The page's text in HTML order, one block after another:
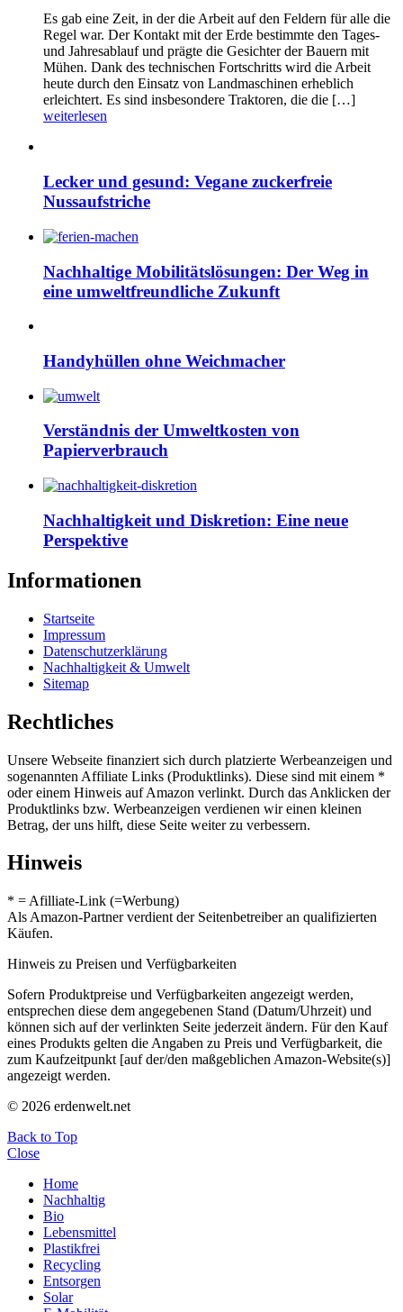
Es gab eine Zeit, in der die Arbeit auf den Feldern für alle die
Regel war. Der Kontakt mit der Erde bestimmte den Tages-
und Jahresablauf und prägte die Gesichter der Bauern mit
Mühen. Dank des technischen Fortschritts wird die Arbeit
heute durch den Einsatz von Landmaschinen erheblich
erleichtert. Es sind insbesondere Traktoren, die die […]
weiterlesen
Lecker und gesund: Vegane zuckerfreie
Nussaufstriche
Nachhaltige Mobilitätslösungen: Der Weg in
eine umweltfreundliche Zukunft
Handyhüllen ohne Weichmacher
Verständnis der Umweltkosten von
Papierverbrauch
Nachhaltigkeit und Diskretion: Eine neue
Perspektive
Informationen
Startseite
Impressum
Datenschutzerklärung
Nachhaltigkeit & Umwelt
Sitemap
Rechtliches
Unsere Webseite finanziert sich durch platzierte Werbeanzeigen und
sogenannten Affiliate Links (Produktlinks). Diese sind mit einem *
oder einem Hinweis auf Amazon verlinkt. Durch das Anklicken der
Produktlinks bzw. Werbeanzeigen verdienen wir einen kleinen
Betrag, der uns hilft, diese Seite weiter zu verbessern.
Hinweis
* = Afilliate-Link (=Werbung)
Als Amazon-Partner verdient der Seitenbetreiber an qualifizierten
Käufen.
Hinweis zu Preisen und Verfügbarkeiten
Sofern Produktpreise und Verfügbarkeiten angezeigt werden,
entsprechen diese dem angegebenen Stand (Datum/Uhrzeit) und
können sich auf der verlinkten Seite jederzeit ändern. Für den Kauf
eines Produkts gelten die Angaben zu Preis und Verfügbarkeit, die
zum Kaufzeitpunkt [auf der/den maßgeblichen Amazon-Website(s)]
angezeigt werden.
© 2026 erdenwelt.net
Back to Top
Close
Home
Nachhaltig
Bio
Lebensmittel
Plastikfrei
Recycling
Entsorgen
Solar